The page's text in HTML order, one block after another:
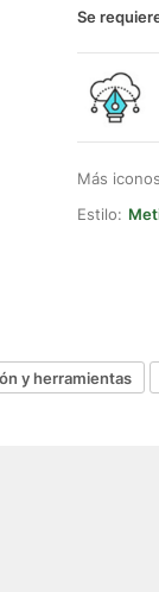
Se
Más
Estilo:
y herramientas